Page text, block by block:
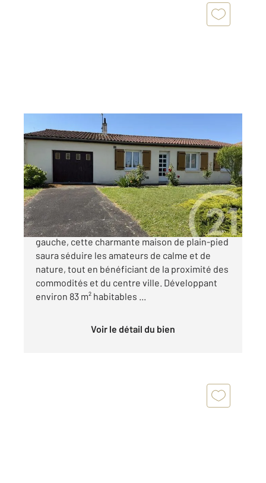
SAINTES 17
81,50 m2, 5 pièces
Ref : 5247
Maison à vendre
238 500 €
Située dans un quartier prisé de Saintes rive
gauche, cette charmante maison de plain-pied
saura séduire les amateurs de calme et de
nature, tout en bénéficiant de la proximité des
commodités et du centre ville. Développant
environ 83 m² habitables ...
Voir le détail du bien